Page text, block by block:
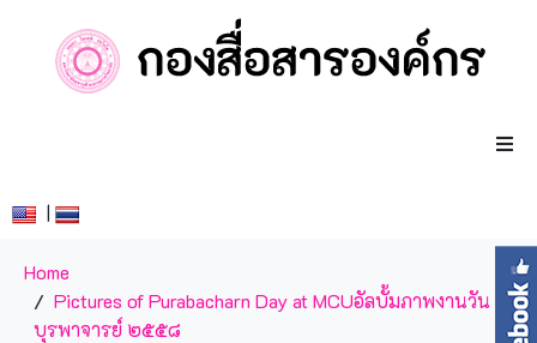
|
Home
Pictures of Purabacharn Day at MCUอัลบั้มภาพงานวัน
บุรพาจารย์ ๒๕๕๘